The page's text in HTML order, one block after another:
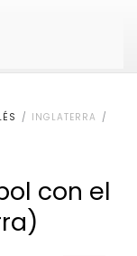
INGLATERRA
con el